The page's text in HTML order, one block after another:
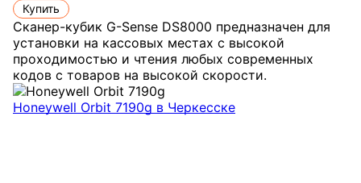
Купить
Сканер-кубик G-Sense DS8000 предназначен для
установки на кассовых местах с высокой
проходимостью и чтения любых современных
кодов с товаров на высокой скорости.
Honeywell Orbit 7190g в Черкесске